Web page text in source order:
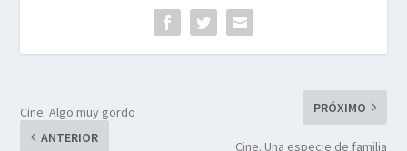
Cine. Algo muy gordo
ANTERIOR
PRÓXIMO
Cine. Una especie de familia